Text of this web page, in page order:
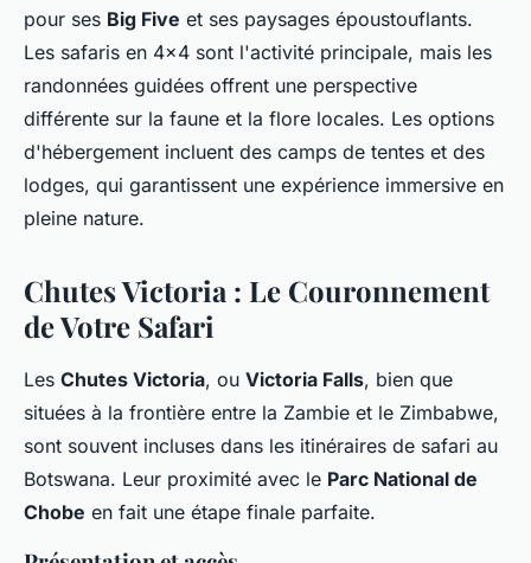
pour ses Big Five et ses paysages époustouflants.
Les safaris en 4x4 sont l'activité principale, mais les
randonnées guidées offrent une perspective
différente sur la faune et la flore locales. Les options
d'hébergement incluent des camps de tentes et des
lodges, qui garantissent une expérience immersive en
pleine nature.
Chutes Victoria : Le Couronnement
de Votre Safari
Les Chutes Victoria, ou Victoria Falls, bien que
situées à la frontière entre la Zambie et le Zimbabwe,
sont souvent incluses dans les itinéraires de safari au
Botswana. Leur proximité avec le Parc National de
Chobe en fait une étape finale parfaite.